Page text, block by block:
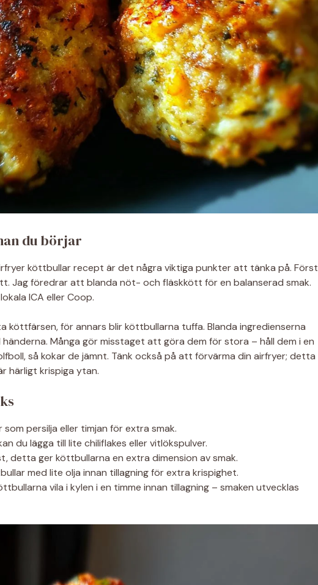
du börjar
köttbullar recept är det några viktiga punkter att tänka på. Först
Jag föredrar att blanda nöt- och fläskkött för en balanserad smak.
ICA eller Coop.
köttfärsen, för annars blir köttbullarna tuffa. Blanda ingredienserna
Många gör misstaget att göra dem för stora – håll dem i en
så kokar de jämnt. Tänk också på att förvärma din airfryer; detta
härligt krispiga ytan.
persilja eller timjan för extra smak.
du lägga till lite chiliflakes eller vitlökspulver.
detta ger köttbullarna en extra dimension av smak.
med lite olja innan tillagning för extra krispighet.
vila i kylen i en timme innan tillagning – smaken utvecklas